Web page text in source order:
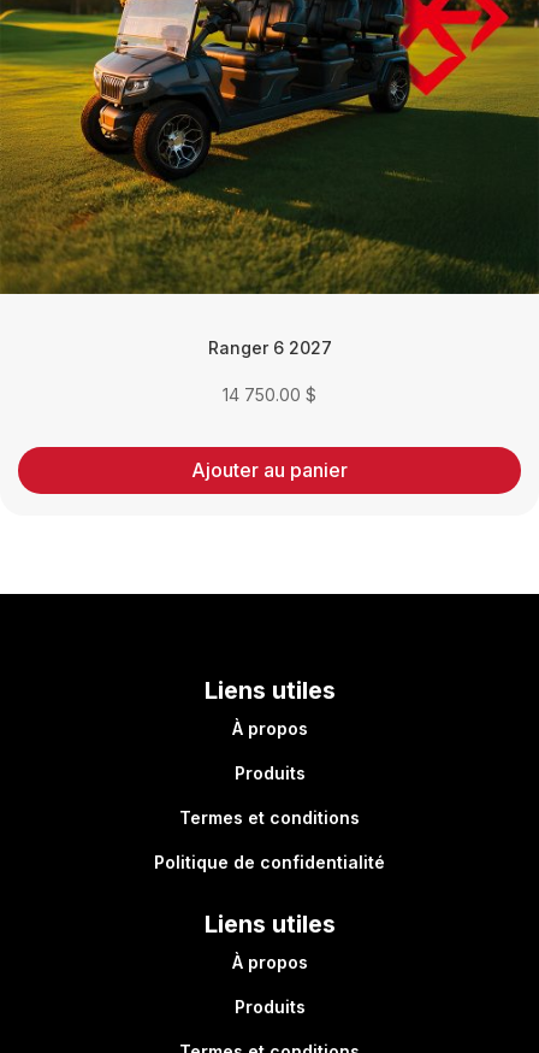
Ranger 6 2027
14 750.00 $
Ajouter au panier
Liens utiles
À propos
Produits
Termes et conditions
Politique de confidentialité
Liens utiles
À propos
Produits